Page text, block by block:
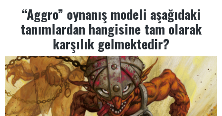
“Aggro” oynanış modeli aşağıdaki
tanımlardan hangisine tam olarak
karşılık gelmektedir?